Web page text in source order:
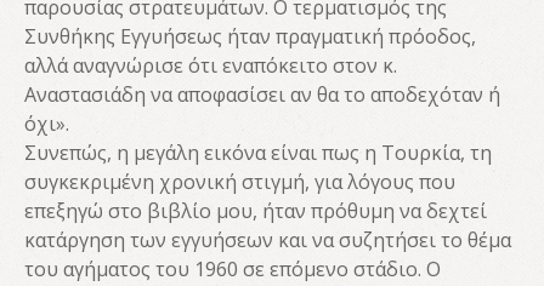
παρουσίας στρατευμάτων. Ο τερματισμός της
Συνθήκης Εγγυήσεως ήταν πραγματική πρόοδος,
αλλά αναγνώρισε ότι εναπόκειτο στον κ.
Αναστασιάδη να αποφασίσει αν θα το αποδεχόταν ή
όχι».
Συνεπώς, η μεγάλη εικόνα είναι πως η Τουρκία, τη
συγκεκριμένη χρονική στιγμή, για λόγους που
επεξηγώ στο βιβλίο μου, ήταν πρόθυμη να δεχτεί
κατάργηση των εγγυήσεων και να συζητήσει το θέμα
του αγήματος του 1960 σε επόμενο στάδιο. Ο